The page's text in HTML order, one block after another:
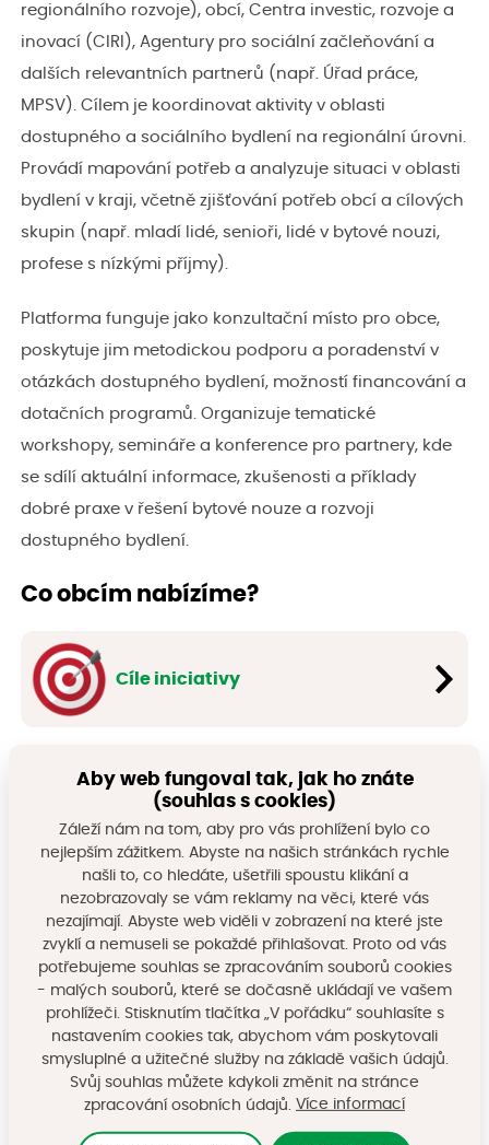
regionálního rozvoje), obcí, Centra investic, rozvoje a
inovací (CIRI), Agentury pro sociální začleňování a
dalších relevantních partnerů (např. Úřad práce,
MPSV). Cílem je koordinovat aktivity v oblasti
dostupného a sociálního bydlení na regionální úrovni.
Provádí mapování potřeb a analyzuje situaci v oblasti
bydlení v kraji, včetně zjišťování potřeb obcí a cílových
skupin (např. mladí lidé, senioři, lidé v bytové nouzi,
profese s nízkými příjmy).
Platforma funguje jako konzultační místo pro obce,
poskytuje jim metodickou podporu a poradenství v
otázkách dostupného bydlení, možností financování a
dotačních programů. Organizuje tematické
workshopy, semináře a konference pro partnery, kde
se sdílí aktuální informace, zkušenosti a příklady
dobré praxe v řešení bytové nouze a rozvoji
dostupného bydlení.
Co obcím nabízíme?
Cíle iniciativy
Kdo za projektem stojí
Partneři a podpora
Výstupy a závěry jednání
Aby web fungoval tak, jak ho znáte
(souhlas s cookies)
Záleží nám na tom, aby pro vás prohlížení bylo co
nejlepším zážitkem. Abyste na našich stránkách rychle
našli to, co hledáte, ušetřili spoustu klikání a
nezobrazovaly se vám reklamy na věci, které vás
nezajímají. Abyste web viděli v zobrazení na které jste
zvyklí a nemuseli se pokaždé přihlašovat. Proto od vás
potřebujeme souhlas se zpracováním souborů cookies
- malých souborů, které se dočasně ukládají ve vašem
prohlížeči. Stisknutím tlačítka „V pořádku“ souhlasíte s
nastavením cookies tak, abychom vám poskytovali
smysluplné a užitečné služby na základě vašich údajů.
Svůj souhlas můžete kdykoli změnit na stránce
zpracování osobních údajů. Více informací